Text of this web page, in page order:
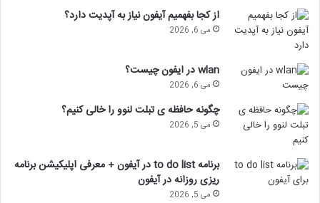
از کجا بفهمیم آیفون نیاز به آپدیت دارد؟
می 6, 2026
wlan در ایفون چیست؟
می 6, 2026
چگونه حافظه ی تبلت لنوو را خالی کنیم؟
می 5, 2026
برنامه to do list در آیفون + معرفی اپلیکیشن برنامه
ریزی روزانه در آیفون
می 5, 2026